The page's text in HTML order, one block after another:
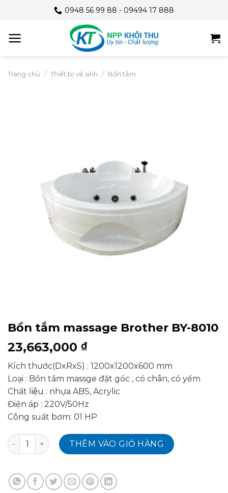
content
0948 56 99 88 - 09494 17 888
Trang chủ / Thiết bị vệ sinh / Bồn tắm
Bồn tắm massage Brother BY-8010
23,663,000 ₫
Kích thước(DxRxS) : 1200x1200x600 mm
Loại : Bồn tắm massge đặt góc , có chân, có yếm
Chất liệu : nhựa ABS, Acrylic
Điện áp : 220V/50Hz
Công suất bơm: 01 HP
Bồn tắm massage Brother BY-8010 số lượng
THÊM VÀO GIỎ HÀNG